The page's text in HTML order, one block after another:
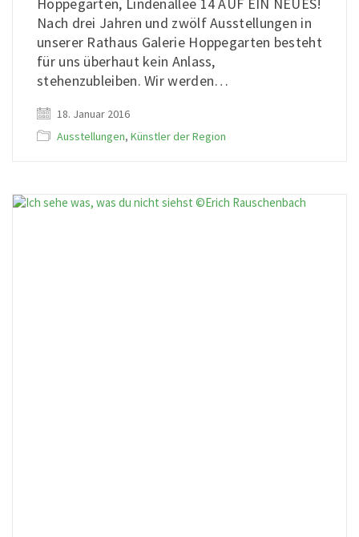
Hoppegarten, Lindenallee 14 AUF EIN NEUES!
Nach drei Jahren und zwölf Ausstellungen in
unserer Rathaus Galerie Hoppegarten besteht
für uns überhaut kein Anlass,
stehenzubleiben. Wir werden…
18. Januar 2016
Ausstellungen, Künstler der Region